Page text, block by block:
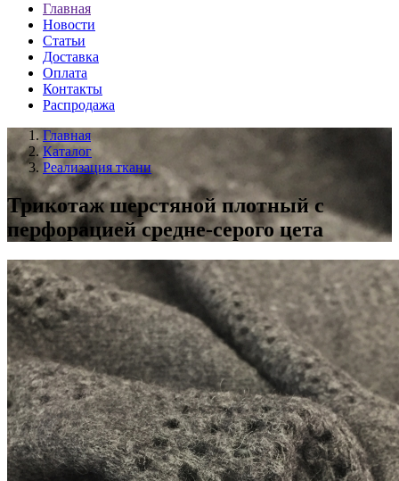
Главная
Новости
Статьи
Доставка
Оплата
Контакты
Распродажа
Главная
Каталог
Реализация ткани
Трикотаж шерстяной плотный с
перфорацией средне-серого цета